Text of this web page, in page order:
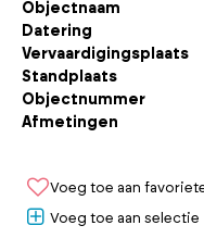
Objectnaam
Datering
Vervaardigingsplaats
Standplaats
Objectnummer
Afmetingen
Voeg toe aan
Voeg toe aan selectie